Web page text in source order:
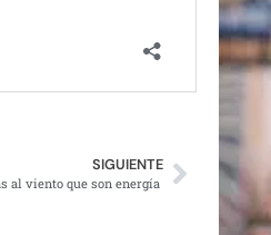
SIGUIENTE
al viento que son energía